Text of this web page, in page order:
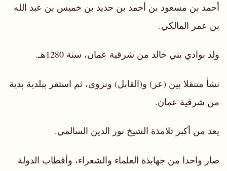
أحمد بن مسعود بن أحمد بن حديد بن خميس بن عبد الله
بن عمر المالكي.
ولد بوادي بني خالد من شرقية عمان، سنة 1280هـ.
نشأ متنقلا بين (عز) و(القابل) ونزوى، ثم استقر ببلدية بدية
من شرقية عمان.
يعد من أكبر تلامذة الشيخ نور الدين السالمي.
صار واحدا من جهابذة العلماء والشعراء، وأقطاب الدولة